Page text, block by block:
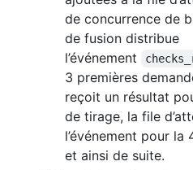
de concurrence de
de fusion distribue
l’événement
3 premières
reçoit un résultat
de tirage, la file
l’événement pour
et ainsi de suite.